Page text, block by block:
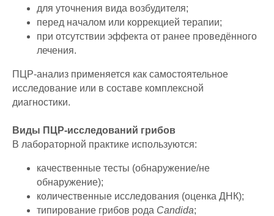
для уточнения вида возбудителя;
перед началом или коррекцией терапии;
при отсутствии эффекта от ранее проведённого
лечения.
ПЦР-анализ применяется как самостоятельное
исследование или в составе комплексной
диагностики.
Виды ПЦР-исследований грибов
В лабораторной практике используются:
качественные тесты (обнаружение/не
обнаружение);
количественные исследования (оценка ДНК);
типирование грибов рода Candida;